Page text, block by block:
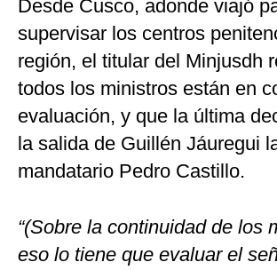
Desde Cusco, adonde viajó
supervisar los centros
región, el titular del Minjusdh
todos los ministros están en
evaluación, y que la última
la salida de Guillén Jáuregui
mandatario Pedro Castillo.
“(Sobre la continuidad de los
eso lo tiene que evaluar el